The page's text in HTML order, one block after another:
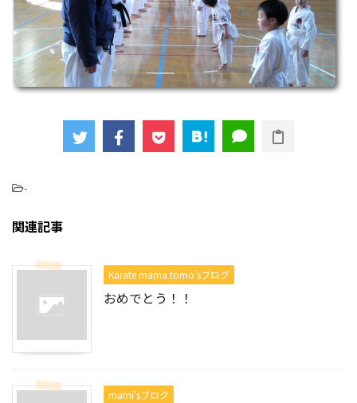
-
関連記事
Karate mama tomo’sブログ
おめでとう！！
mami'sブログ